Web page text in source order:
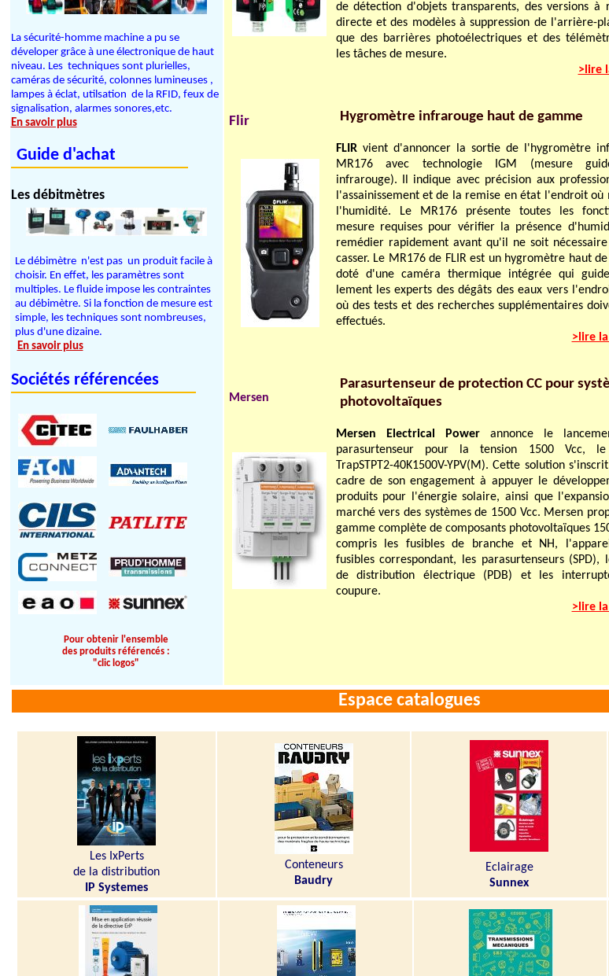
La sécurité-homme machine a pu se
déveloper grâce à une électronique de haut
niveau. Les techniques sont plurielles,
caméras de sécurité, colonnes lumineuses ,
lampes à éclat, utilsation de la RFID, feux de
signalisation, alarmes sonores,etc.
En savoir plus
Guide d'achat
Les débitmètres
Le débimètre n'est pas un produit facile à
choisir. En effet, les paramètres sont
multiples. Le fluide impose les contraintes
au débimètre. Si la fonction de mesure est
simple, les techniques sont nombreuses,
plus d'une dizaine.
En savoir plus
Sociétés référencées
Pour obtenir l'ensemble
des produits référencés :
"clic logos"
de détection d'objets transparents, des versions à
directe et des modèles à suppression de l'arrière-
que des barrières photoélectriques et des
les tâches de mesure.
>lire
Flir Hygromètre infrarouge haut de gamme
FLIRvient d'annoncer la sortie de l'hygromètre
MR176 avec technologie IGM (mesure
infrarouge). Il indique avec précision aux
l'assainissement et de la remise en état l'endroit où
l'humidité. Le MR176 présente toutes les
mesure requises pour vérifier la présence
remédier rapidement avant qu'il ne soit
casser. Le MR176 de FLIR est un hygromètre haut
doté d'une caméra thermique intégrée qui
lement les experts des dégâts des eaux vers
où des tests et des recherches supplémentaires
effectués.
>lire
Mersen
Parasurtenseur de protection CC pour
photovoltaïques
Mersen Electrical Powerannonce le
parasurtenseur pour la tension 1500 Vcc, le
TrapSTPT2-40K1500V-YPV(M). Cette solution
cadre de son engagement à appuyer le
produits pour l'énergie solaire, ainsi que
marché vers des systèmes de 1500 Vcc. Mersen
gamme complète de composants photovoltaïques
compris les fusibles de branche et NH,
fusibles correspondant, les parasurtenseurs (SPD),
de distribution électrique (PDB) et les
coupure.
>lire
Espace catalogues
Les IxPerts
de la distribution
IP Systemes
Conteneurs
Baudry
Eclairage
Sunnex